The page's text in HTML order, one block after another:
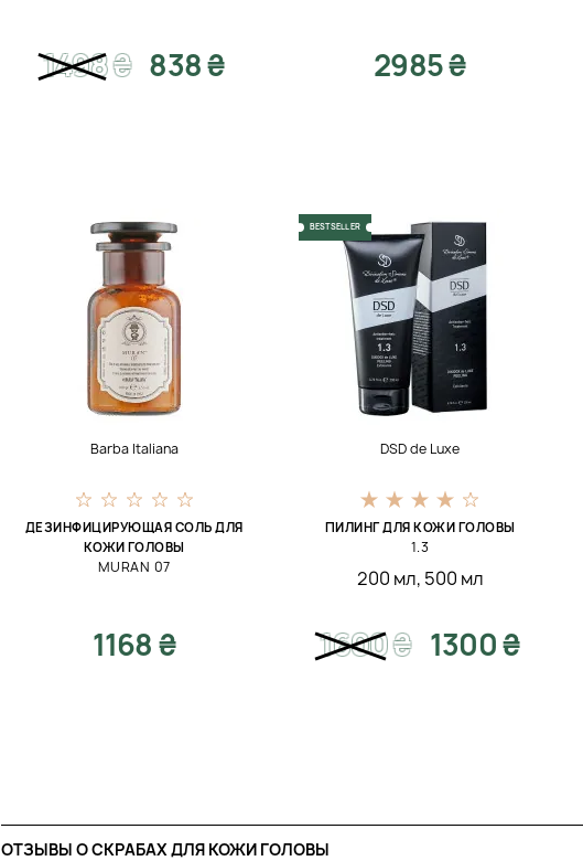
1498₴ 838 ₴ 2985 ₴
Barba Italiana
ДЕЗИНФИЦИРУЮЩАЯ СОЛЬ ДЛЯ
КОЖИ ГОЛОВЫ
MURAN 07
1168 ₴
BESTSELLER
DSD de Luxe
ПИЛИНГ ДЛЯ КОЖИ ГОЛОВЫ
1.3
200 мл, 500 мл
1600₴ 1300 ₴
ОТЗЫВЫ O СКРАБАХ ДЛЯ КОЖИ ГОЛОВЫ